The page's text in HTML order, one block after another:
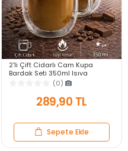
2'li Çift Cidarlı Cam Kupa
Bardak Seti 350ml Isıya
Dayanıklı Espresso Sunum
Kulplu Kahve Bardağı
(0)
289,90 TL
Sepete Ekle